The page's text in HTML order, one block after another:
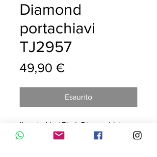
Diamond
portachiavi
TJ2957
49,90 €Prezzo
Esaurito
Il portachiavi Black Diamond è in
acciaio ed è reso prezioso dalla